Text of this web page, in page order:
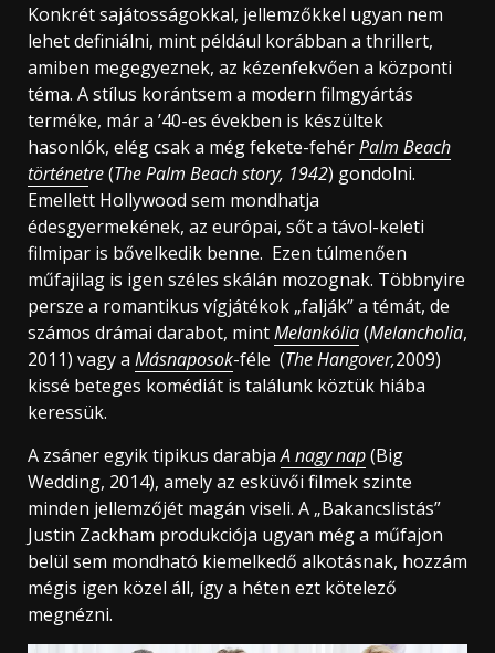
Konkrét sajátosságokkal, jellemzőkkel ugyan nem
lehet definiálni, mint például korábban a thrillert,
amiben megegyeznek, az kézenfekvően a központi
téma. A stílus korántsem a modern filmgyártás
terméke, már a ’40-es években is készültek
hasonlók, elég csak a még fekete-fehérPalm Beach
történetre(The Palm Beach story, 1942) gondolni.
Emellett Hollywood sem mondhatja
édesgyermekének, az európai, sőt a távol-keleti
filmipar is bővelkedik benne. Ezen túlmenően
műfajilag is igen széles skálán mozognak. Többnyire
persze a romantikus vígjátékok „falják” a témát, de
számos drámai darabot, mintMelankólia(Melancholia,
2011) vagy a Másnaposok-féle (The Hangover,2009)
kissé beteges komédiát is találunk köztük hiába
keressük.
A zsáner egyik tipikus darabjaA nagy nap(Big
Wedding, 2014), amely az esküvői filmek szinte
minden jellemzőjét magán viseli. A „Bakancslistás”
Justin Zackham produkciója ugyan még a műfajon
belül sem mondható kiemelkedő alkotásnak, hozzám
mégis igen közel áll, így a héten ezt kötelező
megnézni.